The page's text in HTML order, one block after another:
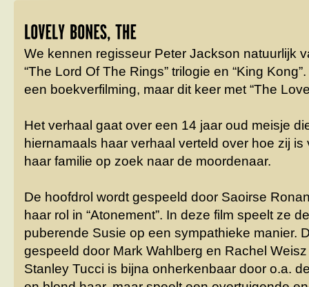
We kennen regisseur Peter Jackson natuurlijk
“The Lord Of The Rings” trilogie en “King
een boekverfilming, maar dit keer met “The
Het verhaal gaat over een 14 jaar oud meisje
hiernamaals haar verhaal verteld over hoe zij
haar familie op zoek naar de moordenaar.
De hoofdrol wordt gespeeld door Saoirse
haar rol in “Atonement”. In deze film speelt ze
puberende Susie op een sympathieke manier.
gespeeld door Mark Wahlberg en Rachel
Stanley Tucci is bijna onherkenbaar door o.a.